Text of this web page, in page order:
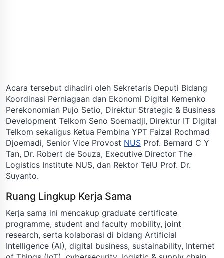
Acara tersebut dihadiri oleh Sekretaris Deputi Bidang
Koordinasi Perniagaan dan Ekonomi Digital Kemenko
Perekonomian Pujo Setio, Direktur Strategic & Business
Development Telkom Seno Soemadji, Direktur IT Digital
Telkom sekaligus Ketua Pembina YPT Faizal Rochmad
Djoemadi, Senior Vice Provost NUS Prof. Bernard C Y
Tan, Dr. Robert de Souza, Executive Director The
Logistics Institute NUS, dan Rektor TelU Prof. Dr.
Suyanto.
Ruang Lingkup Kerja Sama
Kerja sama ini mencakup graduate certificate
programme, student and faculty mobility, joint
research, serta kolaborasi di bidang Artificial
Intelligence (AI), digital business, sustainability, Internet